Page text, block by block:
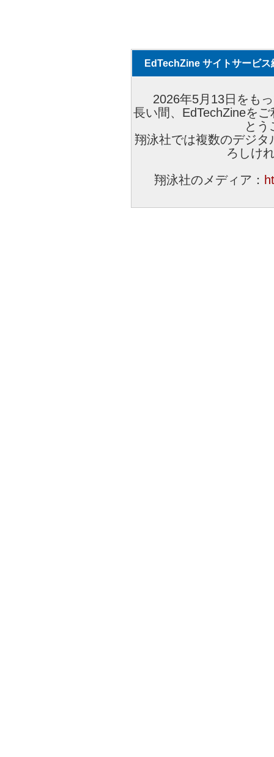
EdTechZine サイトサービス
2026年5月13日をも
長い間、EdTechZineを
とう
翔泳社では複数のデジ
ろしけ
翔泳社のメディア：